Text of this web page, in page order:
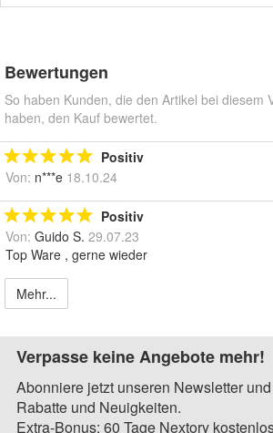
Bewertungen
So haben Kunden, die den Artikel bei diesem
haben, den Kauf bewertet.
Positiv
Von: n***e 18.10.24
Positiv
Von: Guido S. 29.07.23
Top Ware , gerne wieder
Mehr...
Verpasse keine Angebote mehr!
Abonniere jetzt unseren Newsletter
Rabatte und Neuigkeiten.
Extra-Bonus: 60 Tage Nextory